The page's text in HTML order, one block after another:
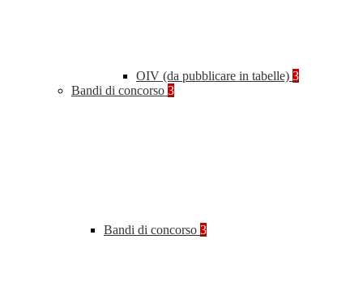
OIV (da pubblicare in tabelle) 3
Bandi di concorso 3
Bandi di concorso 3